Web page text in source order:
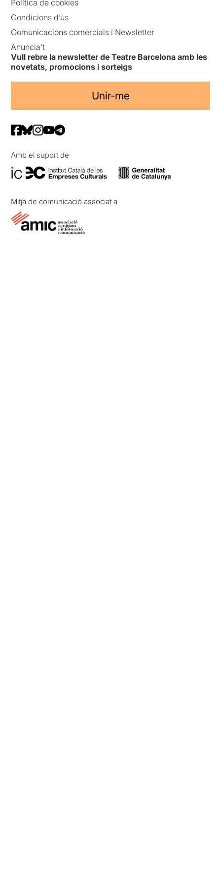
Política de cookies
Condicions d’ús
Comunicacions comercials i Newsletter
Anuncia’t
Vull rebre la newsletter de Teatre Barcelona amb les
novetats, promocions i sorteigs
Unir-me
Amb el suport de
Mitjà de comunicació associat a